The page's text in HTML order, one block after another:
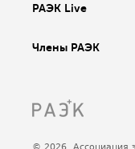
РАЭК Live
Члены РАЭК